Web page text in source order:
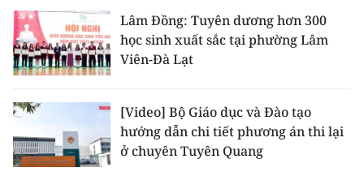
Lâm Đồng: Tuyên dương hơn 300
học sinh xuất sắc tại phường Lâm
Viên-Đà Lạt
[Video] Bộ Giáo dục và Đào tạo
hướng dẫn chi tiết phương án thi lại
ở chuyên Tuyên Quang